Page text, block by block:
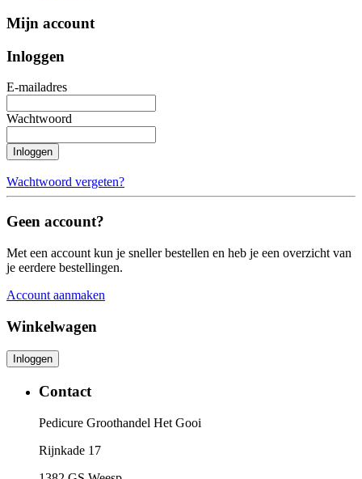
Mijn account
Inloggen
E-mailadres
Wachtwoord
Inloggen
Wachtwoord vergeten?
Geen account?
Met een account kun je sneller bestellen en heb je een overzicht van
je eerdere bestellingen.
Account aanmaken
Winkelwagen
Contact
Pedicure Groothandel Het Gooi
Rijnkade 17